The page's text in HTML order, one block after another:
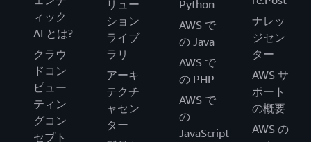
ィック
AI とは?
クラウ
ドコン
ピュー
ティン
グコン
セプト
リュー
ション
ライブ
ラリ
アーキ
テクチ
ャセン
ター
Python
AWS で
の Java
AWS で
の PHP
AWS で
の
JavaScript
ナレッ
ジセン
ター
AWS サ
ポート
の概要
AWS の